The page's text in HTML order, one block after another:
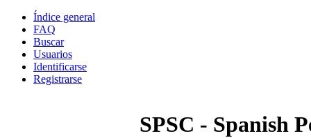
Índice general
FAQ
Buscar
Usuarios
Identificarse
Registrarse
SPSC - Spanish